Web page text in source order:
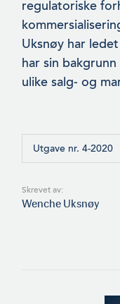
regulatoriske
Uksnøy har
har sin
ulike salg- og
Utgave nr. 4-2020
Skrevet av:
Wenche Uksnøy